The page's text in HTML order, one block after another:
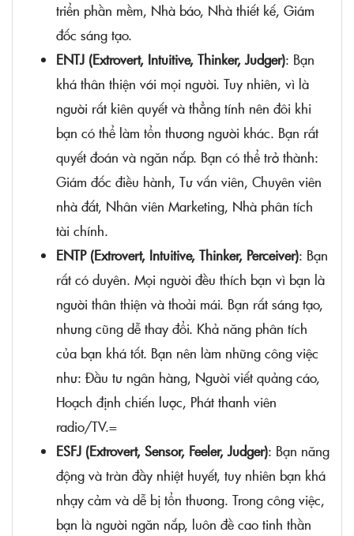
triển phần mềm, Nhà báo, Nhà thiết kế, Giám
đốc sáng tạo.
ENTJ (Extrovert, Intuitive, Thinker, Judger): Bạn
khá thân thiện với mọi người. Tuy nhiên, vì là
người rất kiên quyết và thẳng tính nên đôi khi
bạn có thể làm tổn thương người khác. Bạn rất
quyết đoán và ngăn nắp. Bạn có thể trở thành:
Giám đốc điều hành, Tư vấn viên, Chuyên viên
nhà đất, Nhân viên Marketing, Nhà phân tích
tài chính.
ENTP (Extrovert, Intuitive, Thinker, Perceiver): Bạn
rất có duyên. Mọi người đều thích bạn vì bạn là
người thân thiện và thoải mái. Bạn rất sáng tạo,
nhưng cũng dễ thay đổi. Khả năng phân tích
của bạn khá tốt. Bạn nên làm những công việc
như: Đầu tư ngân hàng, Người viết quảng cáo,
Hoạch định chiến lược, Phát thanh viên
radio/TV.=
ESFJ (Extrovert, Sensor, Feeler, Judger): Bạn năng
động và tràn đầy nhiệt huyết, tuy nhiên bạn khá
nhạy cảm và dễ bị tổn thương. Trong công việc,
bạn là người ngăn nắp, luôn đề cao tinh thần